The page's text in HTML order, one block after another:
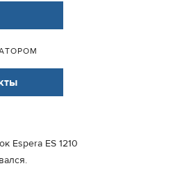
Espera ES 1210